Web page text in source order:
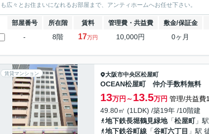
も広々とお住まいになれるお部屋まで、アンティホームへお任せ下さい。
部屋番号 所在階 賃料 管理費・共益費 敷金/保証金
- 8階 17万円 10,000円 0ヶ月
賃貸マンション 大阪市中央区松屋町
OCEAN松屋町 仲介手数料無料
13万円～13.5万円 管理/共益費
49.80㎡ (1LDK) /築19年 /10階建
地下鉄長堀鶴見緑地「松屋町」
地下鉄谷町線 「谷町六丁目 」駅